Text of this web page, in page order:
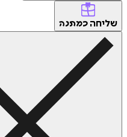
שליחה כמתנה